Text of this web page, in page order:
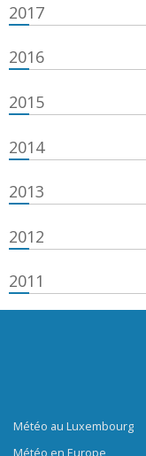
2017
2016
2015
2014
2013
2012
2011
Météo au Luxembourg
Météo en Europe